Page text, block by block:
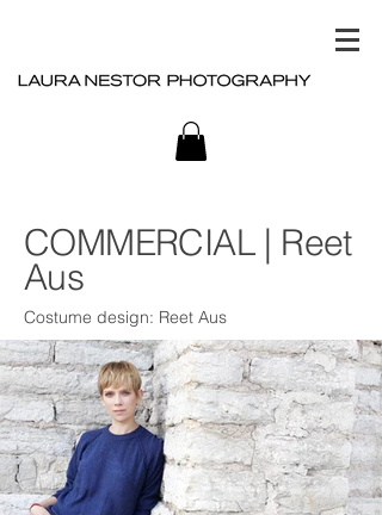
COMMERCIAL | Reet
Aus
Costume design: Reet Aus